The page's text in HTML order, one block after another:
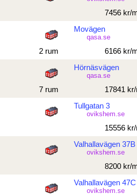
7456 kr/
Movägen
qasa.se
2 rum 6166 kr/
Hörnäsvägen
qasa.se
7 rum 17841
Tullgatan 3
ovikshem.se
15556
Valhallavägen 37B
ovikshem.se
8200 kr/
Valhallavägen 47C
ovikshem.se